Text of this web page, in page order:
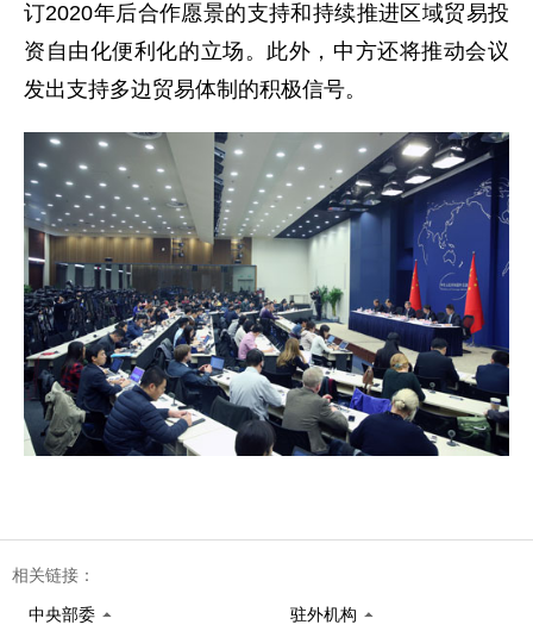
订2020年后合作愿景的支持和持续推进区域贸易投
资自由化便利化的立场。此外，中方还将推动会议
发出支持多边贸易体制的积极信号。
相关链接：
中央部委 驻外机构